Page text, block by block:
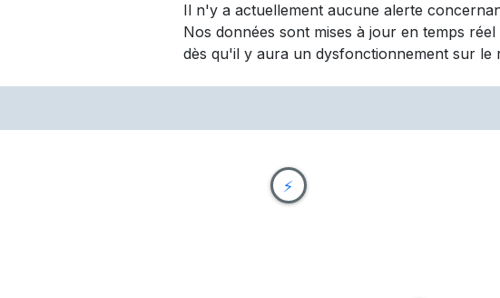
Il n'y a actuellement aucune alerte
Nos données sont mises à jour en temps
dès qu'il y aura un dysfonctionnement sur
⚡